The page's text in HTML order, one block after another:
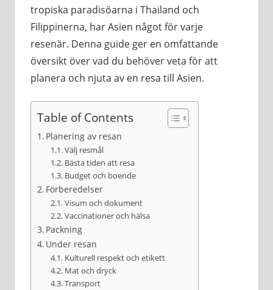
tropiska paradisöarna i Thailand och
Filippinerna, har Asien något för varje
resenär. Denna guide ger en omfattande
översikt över vad du behöver veta för att
planera och njuta av en resa till Asien.
Table of Contents
Planering av resan
Välj resmål
Bästa tiden att resa
Budget och boende
Förberedelser
Visum och dokument
Vaccinationer och hälsa
Packning
Under resan
Kulturell respekt och etikett
Mat och dryck
Transport